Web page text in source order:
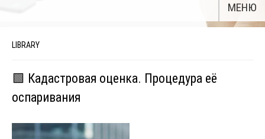
МЕНЮ
LIBRARY
🟩 Кадастровая оценка. Процедура её
оспаривания